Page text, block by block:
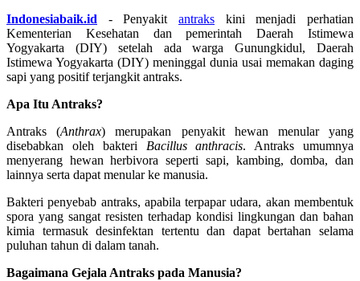
Indonesiabaik.id - Penyakit antraks kini menjadi perhatian
Kementerian Kesehatan dan pemerintah Daerah Istimewa
Yogyakarta (DIY) setelah ada warga Gunungkidul, Daerah
Istimewa Yogyakarta (DIY) meninggal dunia usai memakan daging
sapi yang positif terjangkit antraks.
Apa Itu Antraks?
Antraks (Anthrax) merupakan penyakit hewan menular yang
disebabkan oleh bakteri Bacillus anthracis. Antraks umumnya
menyerang hewan herbivora seperti sapi, kambing, domba, dan
lainnya serta dapat menular ke manusia.
Bakteri penyebab antraks, apabila terpapar udara, akan membentuk
spora yang sangat resisten terhadap kondisi lingkungan dan bahan
kimia termasuk desinfektan tertentu dan dapat bertahan selama
puluhan tahun di dalam tanah.
Bagaimana Gejala Antraks pada Manusia?